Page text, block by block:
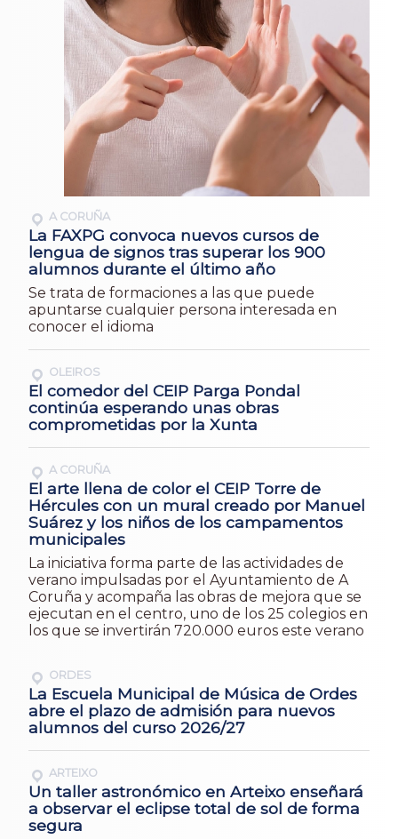
A CORUÑA
La FAXPG convoca nuevos cursos de
lengua de signos tras superar los 900
alumnos durante el último año
Se trata de formaciones a las que puede
apuntarse cualquier persona interesada en
conocer el idioma
OLEIROS
El comedor del CEIP Parga Pondal
continúa esperando unas obras
comprometidas por la Xunta
A CORUÑA
El arte llena de color el CEIP Torre de
Hércules con un mural creado por Manuel
Suárez y los niños de los campamentos
municipales
La iniciativa forma parte de las actividades de
verano impulsadas por el Ayuntamiento de A
Coruña y acompaña las obras de mejora que se
ejecutan en el centro, uno de los 25 colegios en
los que se invertirán 720.000 euros este verano
ORDES
La Escuela Municipal de Música de Ordes
abre el plazo de admisión para nuevos
alumnos del curso 2026/27
ARTEIXO
Un taller astronómico en Arteixo enseñará
a observar el eclipse total de sol de forma
segura